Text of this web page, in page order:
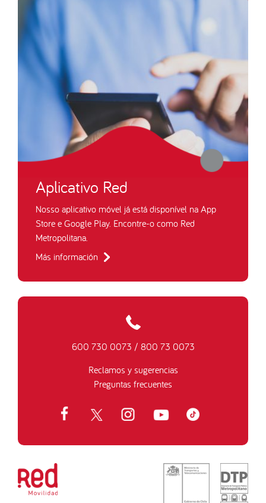
Aplicativo Red
Nosso aplicativo móvel já está disponível na App
Store e Google Play. Encontre-o como Red
Metropolitana.
Más información
600 730 0073 / 800 73 0073
Reclamos y sugerencias
Preguntas frecuentes